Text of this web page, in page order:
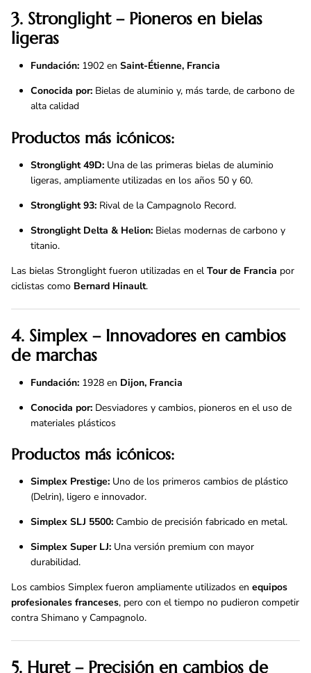
3. Stronglight – Pioneros en bielas
ligeras
Fundación: 1902 en Saint-Étienne, Francia
Conocida por: Bielas de aluminio y, más tarde, de carbono de
alta calidad
Productos más icónicos:
Stronglight 49D: Una de las primeras bielas de aluminio
ligeras, ampliamente utilizadas en los años 50 y 60.
Stronglight 93: Rival de la Campagnolo Record.
Stronglight Delta & Helion: Bielas modernas de carbono y
titanio.
Las bielas Stronglight fueron utilizadas en el Tour de Francia por
ciclistas como Bernard Hinault.
4. Simplex – Innovadores en cambios
de marchas
Fundación: 1928 en Dijon, Francia
Conocida por: Desviadores y cambios, pioneros en el uso de
materiales plásticos
Productos más icónicos:
Simplex Prestige: Uno de los primeros cambios de plástico
(Delrin), ligero e innovador.
Simplex SLJ 5500: Cambio de precisión fabricado en metal.
Simplex Super LJ: Una versión premium con mayor
durabilidad.
Los cambios Simplex fueron ampliamente utilizados en equipos
profesionales franceses, pero con el tiempo no pudieron competir
contra Shimano y Campagnolo.
5. Huret – Precisión en cambios de